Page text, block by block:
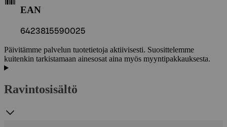
EAN
6423815590025
Päivitämme palvelun tuotetietoja aktiivisesti. Suosittelemme
kuitenkin tarkistamaan ainesosat aina myös myyntipakkauksesta.
Ravintosisältö